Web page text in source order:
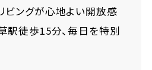
ビングが心地よい開放感
駅徒歩15分、毎日を特別